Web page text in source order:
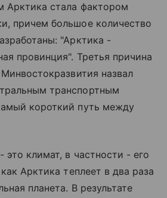
Арктика стала фактором
причем большое количество
"Арктика -
провинция". Третья причина
назвал
транспортным
короткий путь между
это климат, в частности - его
Арктика теплеет в два раза
планета. В результате